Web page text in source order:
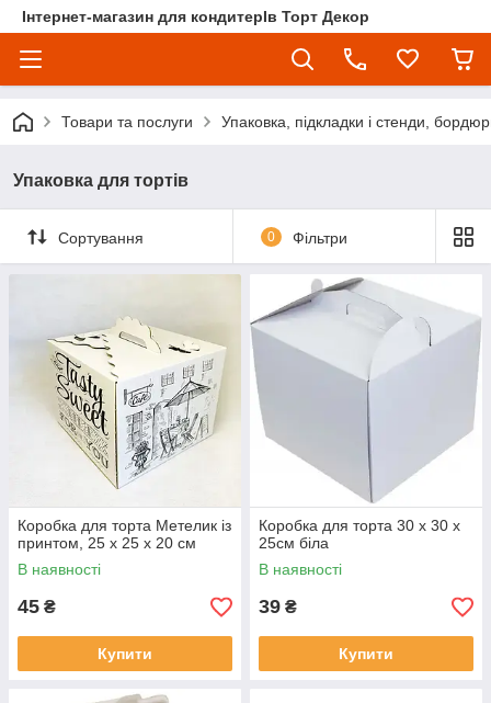
Інтернет-магазин для кондитерІв Торт Декор
Товари та послуги Упаковка, підкладки і стенди,
Упаковка для тортів
Сортування 0 Фільтри
Коробка для торта Метелик із
принтом, 25 х 25 х 20 см
В наявності
45 ₴
Купити
Коробка для торта 30 х 30 х
25см біла
В наявності
39 ₴
Купити